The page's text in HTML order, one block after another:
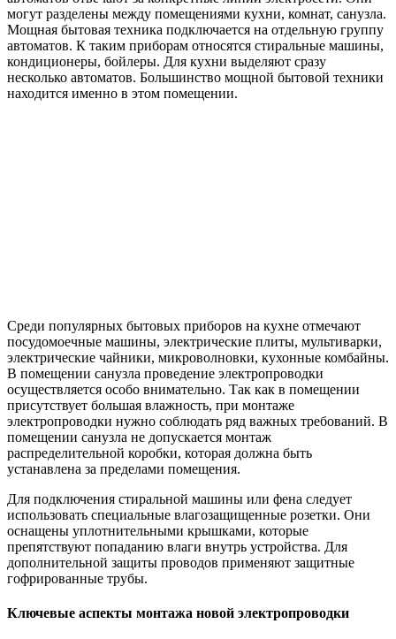
могут разделены между помещениями кухни, комнат, санузла.
Мощная бытовая техника подключается на отдельную группу
автоматов. К таким приборам относятся стиральные машины,
кондиционеры, бойлеры. Для кухни выделяют сразу
несколько автоматов. Большинство мощной бытовой техники
находится именно в этом помещении.
Среди популярных бытовых приборов на кухне отмечают
посудомоечные машины, электрические плиты, мультиварки,
электрические чайники, микроволновки, кухонные комбайны.
В помещении санузла проведение электропроводки
осуществляется особо внимательно. Так как в помещении
присутствует большая влажность, при монтаже
электропроводки нужно соблюдать ряд важных требований. В
помещении санузла не допускается монтаж
распределительной коробки, которая должна быть
устанавлена за пределами помещения.
Для подключения стиральной машины или фена следует
использовать специальные влагозащищенные розетки. Они
оснащены уплотнительными крышками, которые
препятствуют попаданию влаги внутрь устройства. Для
дополнительной защиты проводов применяют защитные
гофрированные трубы.
Ключевые аспекты монтажа новой электропроводки